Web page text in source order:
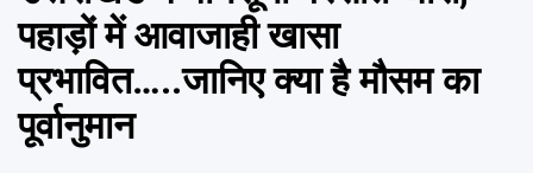
पहाड़ों में आवाजाही खासा
प्रभावित…..जानिए क्या है मौसम का
पूर्वानुमान